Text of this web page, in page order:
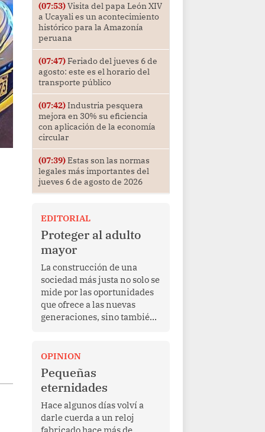
(07:53)Visita del papa León XIV
a Ucayali es un acontecimiento
histórico para la Amazonía
peruana
(07:47)Feriado del jueves 6 de
agosto: este es el horario del
transporte público
(07:42)Industria pesquera
mejora en 30% su eficiencia
con aplicación de la economía
circular
(07:39)Estas son las normas
legales más importantes del
jueves 6 de agosto de 2026
EDITORIAL
Proteger al adulto
mayor
La construcción de una
sociedad más justa no solo se
mide por las oportunidades
que ofrece a las nuevas
generaciones, sino también
de una vida de esfuerzo y
trabajo, afrontan la vejez en
condiciones de
vulnerabilidad. El anuncio
formulado por la presidenta
de la república, Keiko
Fujimori, de incrementar de
OPINION
Pequeñas
eternidades
Hace algunos días volví a
darle cuerda a un reloj